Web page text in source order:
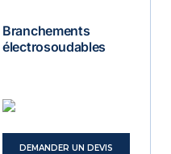
Branchements
électrosoudables
DEMANDER UN DEVIS